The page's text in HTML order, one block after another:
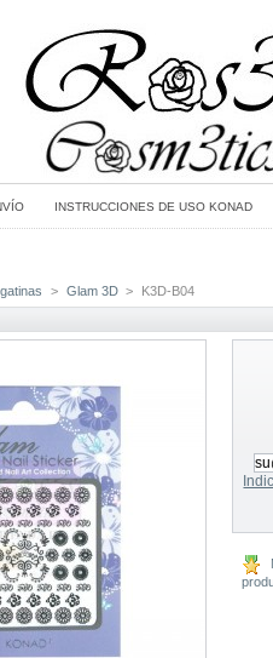
INSTRUCCIONES DE USO KONAD
> Glam 3D > K3D-B04